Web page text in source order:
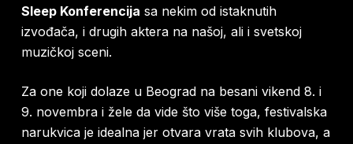
Sleep Konferencija sa nekim od istaknutih
izvođača, i drugih aktera na našoj, ali i svetskoj
muzičkoj sceni.
Za one koji dolaze u Beograd na besani vikend 8. i
9. novembra i žele da vide što više toga, festivalska
narukvica je idealna jer otvara vrata svih klubova, a